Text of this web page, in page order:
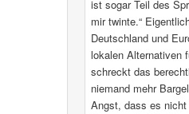
ist sogar Teil des
mir twinte.“
Deutschland und
lokalen Alternativen
schreckt das
niemand mehr
Angst, dass es